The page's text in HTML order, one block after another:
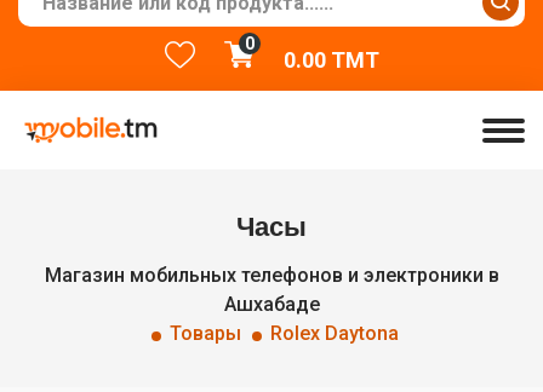
0
0.00TMT
Часы
Магазин мобильных телефонов и электроники в
Ашхабаде
Товары
Rolex Daytona